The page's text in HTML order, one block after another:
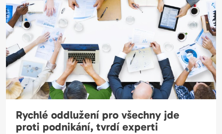
Rychlé oddlužení pro všechny jde
proti podnikání, tvrdí experti